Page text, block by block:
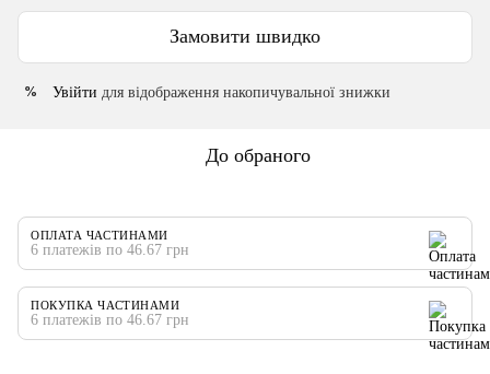
Замовити швидко
% Увійти для відображення накопичувальної знижки
До обраного
ОПЛАТА ЧАСТИНАМИ
6 платежів по 46.67 грн
ПОКУПКА ЧАСТИНАМИ
6 платежів по 46.67 грн